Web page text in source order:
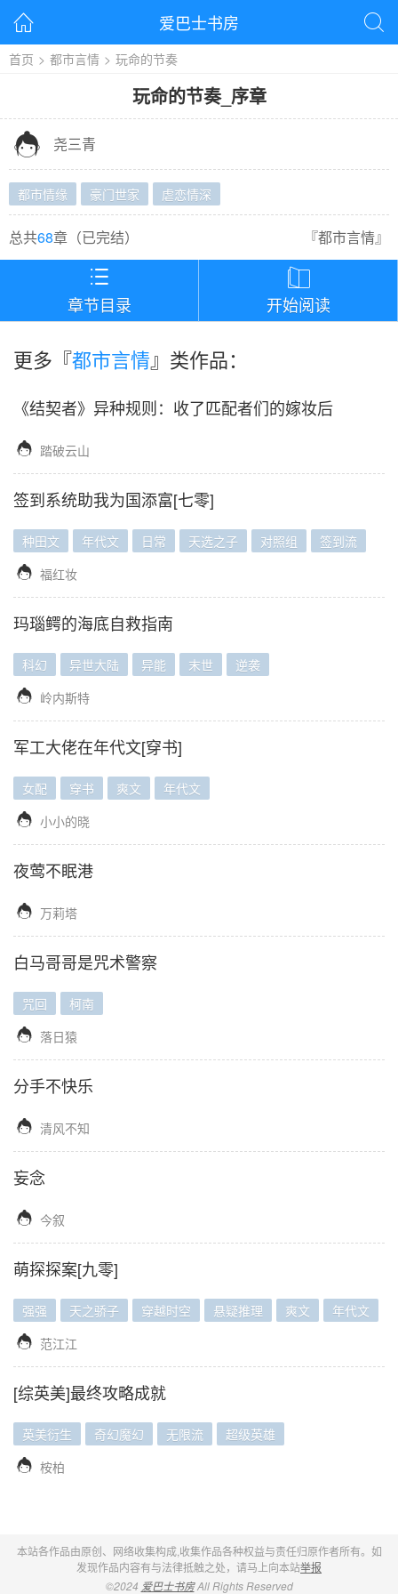
 爱巴士书房 
首页 > 都市言情 > 玩命的节奏
玩命的节奏_ 序章
 尧三青
都市情缘 豪门世家 虐恋情深
总共68章（已完结） 『都市言情』

章节目录

开始阅读
更多『都市言情』类作品：
《结契者》异种规则：收了匹配者们的嫁妆后
 踏破云山
签到系统助我为国添富[七零]
种田文 年代文 日常 天选之子 对照组 签到流
 福红妆
玛瑙鳄的海底自救指南
科幻 异世大陆 异能 末世 逆袭
 岭内斯特
军工大佬在年代文[穿书]
女配 穿书 爽文 年代文
 小小的晓
夜莺不眠港
 万莉塔
白马哥哥是咒术警察
咒回 柯南
 落日猿
分手不快乐
 清风不知
妄念
 今叙
萌探探案[九零]
强强 天之骄子 穿越时空 悬疑推理 爽文 年代文
 范江江
[综英美]最终攻略成就
英美衍生 奇幻魔幻 无限流 超级英雄
 桉柏
本站各作品由原创、网络收集构成,收集作品各种权益与责任归原作者所有。如
发现作品内容有与法律抵触之处，请马上向本站举报
©2024 爱巴士书房All Rights Reserved